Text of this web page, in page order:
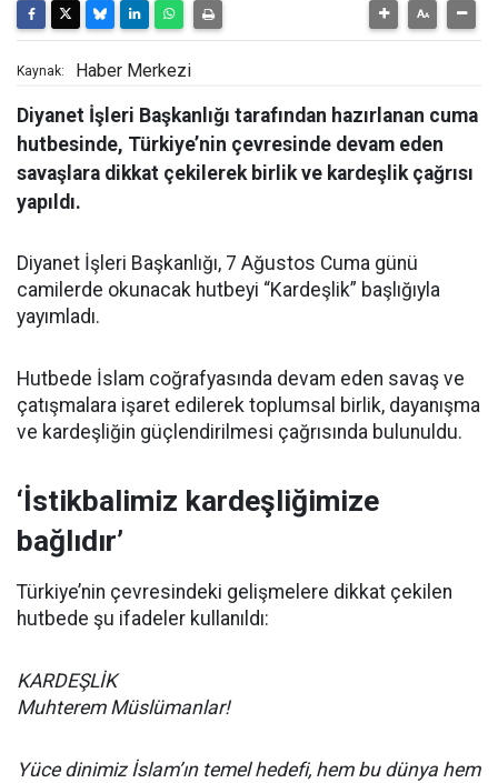
Kaynak: Haber Merkezi
Diyanet İşleri Başkanlığı tarafından hazırlanan cuma
hutbesinde, Türkiye’nin çevresinde devam eden
savaşlara dikkat çekilerek birlik ve kardeşlik çağrısı
yapıldı.
Diyanet İşleri Başkanlığı, 7 Ağustos Cuma günü
camilerde okunacak hutbeyi “Kardeşlik” başlığıyla
yayımladı.
Hutbede İslam coğrafyasında devam eden savaş ve
çatışmalara işaret edilerek toplumsal birlik, dayanışma
ve kardeşliğin güçlendirilmesi çağrısında bulunuldu.
‘İstikbalimiz kardeşliğimize
bağlıdır’
Türkiye’nin çevresindeki gelişmelere dikkat çekilen
hutbede şu ifadeler kullanıldı:
KARDEŞLİK
Muhterem Müslümanlar!
Yüce dinimiz İslam’ın temel hedefi, hem bu dünya hem